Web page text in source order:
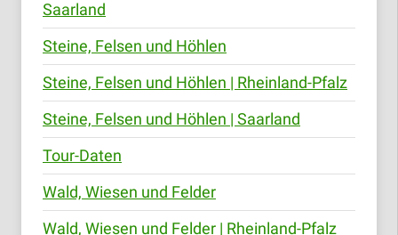
Saarland
Steine, Felsen und Höhlen
Steine, Felsen und Höhlen | Rheinland-Pfalz
Steine, Felsen und Höhlen | Saarland
Tour-Daten
Wald, Wiesen und Felder
Wald, Wiesen und Felder | Rheinland-Pfalz